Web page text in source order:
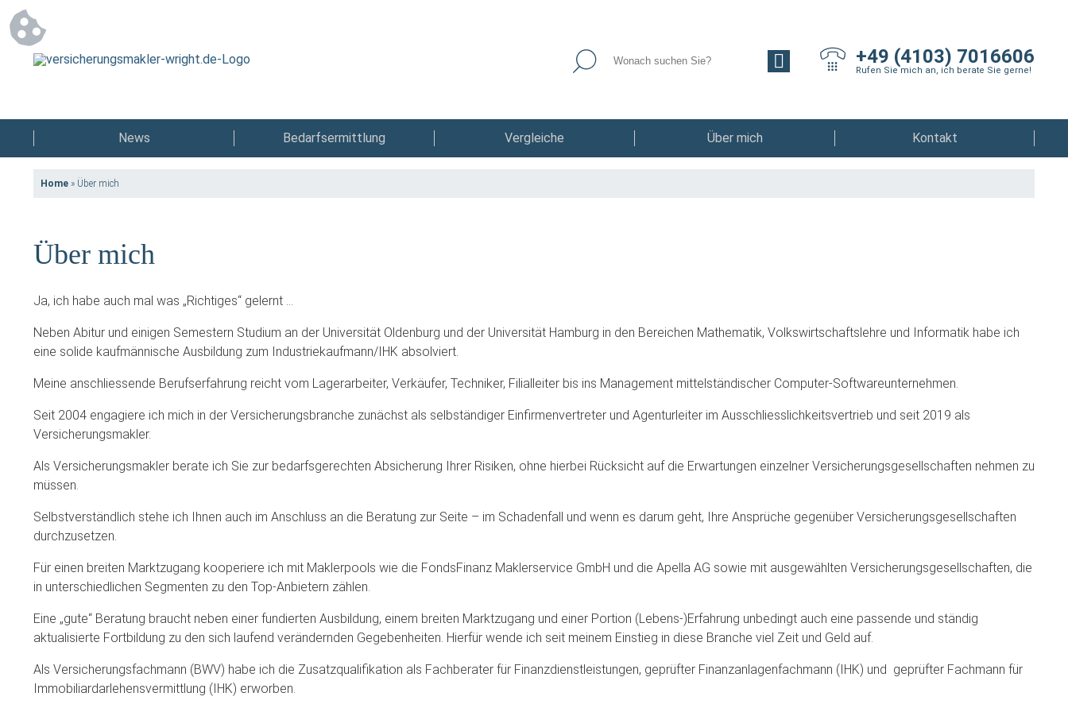
+49 (4103) 7016606
Rufen Sie mich an, ich berate Sie gerne!
News Bedarfsermittlung Vergleiche Über mich Kontakt
Home » Über mich
Über mich
Ja, ich habe auch mal was „Richtiges“ gelernt …
Neben Abitur und einigen Semestern Studium an der Universität Oldenburg und der Universität Hamburg in den Bereichen Mathematik, Volkswirtschaftslehre und Informatik habe ich
eine solide kaufmännische Ausbildung zum Industriekaufmann/IHK absolviert.
Meine anschliessende Berufserfahrung reicht vom Lagerarbeiter, Verkäufer, Techniker, Filialleiter bis ins Management mittelständischer Computer-Softwareunternehmen.
Seit 2004 engagiere ich mich in der Versicherungsbranche zunächst als selbständiger Einfirmenvertreter und Agenturleiter im Ausschliesslichkeitsvertrieb und seit 2019 als
Versicherungsmakler.
Als Versicherungsmakler berate ich Sie zur bedarfsgerechten Absicherung Ihrer Risiken, ohne hierbei Rücksicht auf die Erwartungen einzelner Versicherungsgesellschaften nehmen zu
müssen.
Selbstverständlich stehe ich Ihnen auch im Anschluss an die Beratung zur Seite – im Schadenfall und wenn es darum geht, Ihre Ansprüche gegenüber Versicherungsgesellschaften
durchzusetzen.
Für einen breiten Marktzugang kooperiere ich mit Maklerpools wie die FondsFinanz Maklerservice GmbH und die Apella AG sowie mit ausgewählten Versicherungsgesellschaften, die
in unterschiedlichen Segmenten zu den Top-Anbietern zählen.
Eine „gute“ Beratung braucht neben einer fundierten Ausbildung, einem breiten Marktzugang und einer Portion (Lebens-)Erfahrung unbedingt auch eine passende und ständig
aktualisierte Fortbildung zu den sich laufend verändernden Gegebenheiten. Hierfür wende ich seit meinem Einstieg in diese Branche viel Zeit und Geld auf.
Als Versicherungsfachmann (BWV) habe ich die Zusatzqualifikation als Fachberater für Finanzdienstleistungen, geprüfter Finanzanlagenfachmann (IHK) und geprüfter Fachmann für
Immobiliardarlehensvermittlung (IHK) erworben.